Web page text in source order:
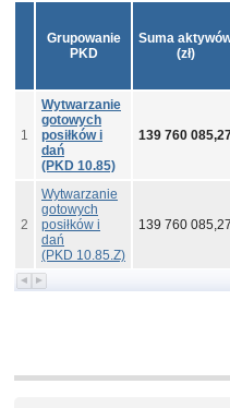
Grupowanie
PKD
Suma
(zł)
1
Wytwarzanie
gotowych
posiłków i
dań
(PKD 10.85)
139 760
2
Wytwarzanie
gotowych
posiłków i
dań
(PKD 10.85.Z)
139 760 085,27